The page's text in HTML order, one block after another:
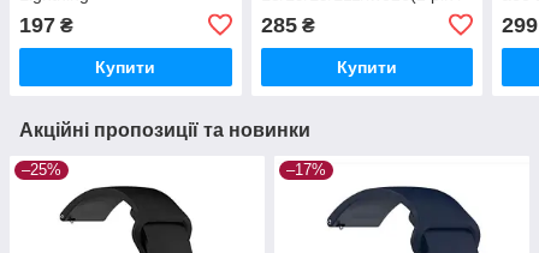
197 ₴
Купити
285₴
Купити
299
Акційні пропозиції та новинки
–25% –17%